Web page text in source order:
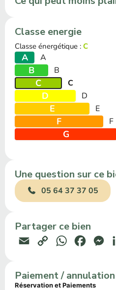
Classe energie
Classe énergétique : C
A A
B B
C C
D D
E E
F F
G
Une question sur ce
05 64 37 37 05
Partager ce bien
Email
Copy
WhatsApp
Paiement / annulation
Réservation et Paiements